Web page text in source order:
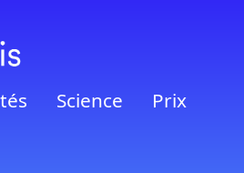
Science
Prix